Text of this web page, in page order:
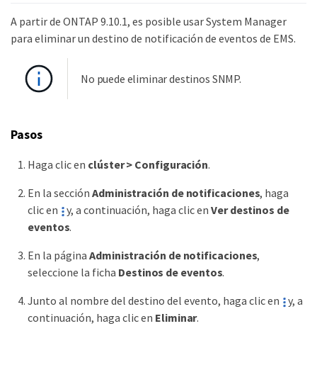
A partir de ONTAP 9.10.1, es posible usar System Manager
para eliminar un destino de notificación de eventos de EMS.
No puede eliminar destinos SNMP.
Pasos
Haga clic en clúster > Configuración.
En la sección Administración de notificaciones, haga
clic en
y, a continuación, haga clic en Ver destinos de
eventos.
En la página Administración de notificaciones,
seleccione la ficha Destinos de eventos.
Junto al nombre del destino del evento, haga clic en
y, a
continuación, haga clic en Eliminar.